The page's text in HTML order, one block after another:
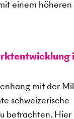
einem
mit der
schweizerische
betrachten. Hier